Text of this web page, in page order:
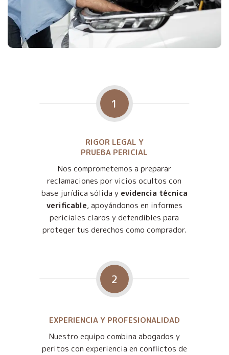
1
RIGOR LEGAL Y
PRUEBA PERICIAL
Nos comprometemos a preparar
reclamaciones por vicios ocultos con
base jurídica sólida y evidencia técnica
verificable, apoyándonos en informes
periciales claros y defendibles para
proteger tus derechos como comprador.
2
EXPERIENCIA Y PROFESIONALIDAD
Nuestro equipo combina abogados y
peritos con experiencia en conflictos de